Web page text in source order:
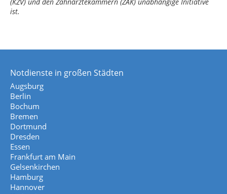
ist.
Notdienste in großen Städten
Augsburg
Berlin
Bochum
Bremen
Dortmund
Dresden
Essen
Frankfurt am Main
Gelsenkirchen
Hamburg
Hannover